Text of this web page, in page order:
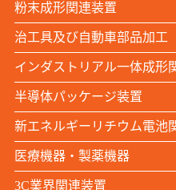
粉末成形関連装置
治工具及び自動車部品加工
インダストリアル一体成形
半導体パッケージ装置
新エネルギーリチウム電池
医療機器・製薬機器
3C業界関連装置